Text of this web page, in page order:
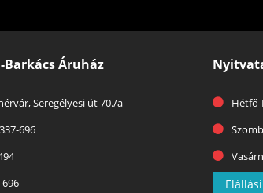
Barkács Áruház
Seregélyesi út 70./a
696
696
Hétfő-